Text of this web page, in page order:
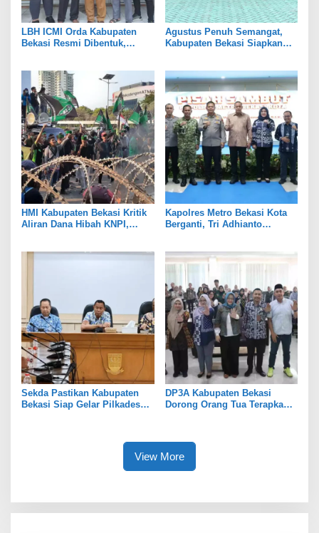
LBH ICMI Orda Kabupaten
Bekasi Resmi Dibentuk,
Agustus Penuh Semangat,
Kabupaten Bekasi Siapkan
HMI Kabupaten Bekasi Kritik
Aliran Dana Hibah KNPI,
Kapolres Metro Bekasi Kota
Berganti, Tri Adhianto
Sekda Pastikan Kabupaten
Bekasi Siap Gelar Pilkades
DP3A Kabupaten Bekasi
Dorong Orang Tua Terapkan
View More